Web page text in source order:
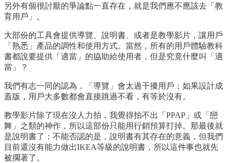
另外有個很討厭的爭論點一直存在，就是我們應不應該去「教
育用戶」。
大部份的工具會提供導覽、說明書、或者是教學影片，讓用戶
「熟悉」產品的調性和使用方式。當然，所有的用戶體驗教科
書都說要提供「適當」的協助給使用者，但是究竟什麼叫「適
當」？
我們有志一同的認為，「導覽」會太過干擾用戶；如果設計成
蓋版，用戶大多數都會直接跳過不看，有等於沒有。
教學影片除了現在沒人力拍，我覺得拍不出「PPAP」或「戀
舞」之類的神作，所以這部份只能用行銷預算打掉。那最後就
是說明書了：不能否認的是，說明書有其存在的意義，但我們
目前還沒有能力做出IKEA等級的說明書，所以這件事也就先
被擱著了。